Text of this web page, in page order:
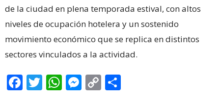
de la ciudad en plena temporada estival, con altos
niveles de ocupación hotelera y un sostenido
movimiento económico que se replica en distintos
sectores vinculados a la actividad.
Facebook
Twitter
WhatsApp
Messenger
Copy